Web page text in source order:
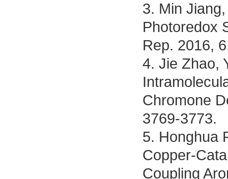
3. Min
Photoredox
Rep. 2016,
4. Jie Zhao,
Chromone
3769-3773.
5. Honghua
Copper-
Coupling